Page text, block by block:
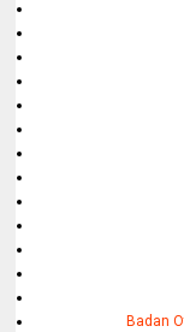
Badan